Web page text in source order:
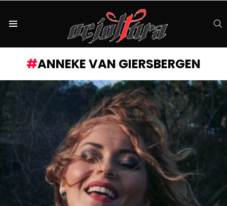
ANNEKE VAN GIERSBERGEN